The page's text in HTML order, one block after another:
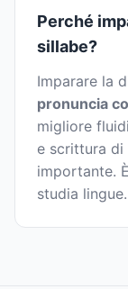
Perché
sillabe?
Imparare la
pronuncia
migliore
e scrittura
importante.
studia lingue.